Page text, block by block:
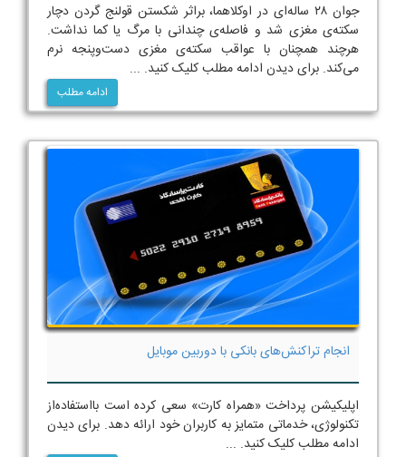
جوان ۲۸ ساله‌ای در اوکلاهما، براثر شکستن قولنج گردن دچار
سکته‌ی مغزی شد و فاصله‌ی چندانی با مرگ یا کما نداشت.
هرچند همچنان با عواقب سکته‌ی مغزی دست‌و‌پنجه نرم
می‌کند. برای دیدن ادامه مطلب کلیک کنید. ...
ادامه مطلب
انجام تراکنش‌های بانکی با دوربین موبایل
اپلیکیشن پرداخت «همراه کارت» سعی کرده است با‌استفاده‌از
تکنولوژی، خدماتی متمایز به کاربران خود ارائه دهد. برای دیدن
ادامه مطلب کلیک کنید. ...